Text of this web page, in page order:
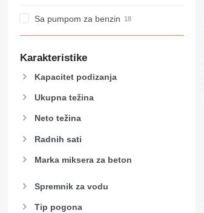
Sa pumpom za benzin
Karakteristike
Kapacitet podizanja
Ukupna težina
Neto težina
Radnih sati
Marka miksera za beton
Spremnik za vodu
Tip pogona